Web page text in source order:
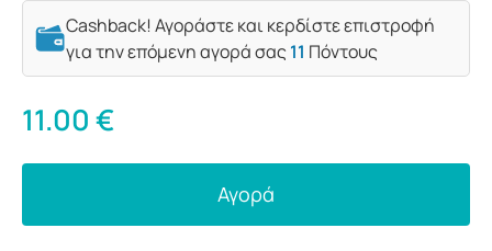
Cashback! Αγοράστε και κερδίστε επιστροφή
για την επόμενη αγορά σας11 Πόντους
11.00€
Αγορά